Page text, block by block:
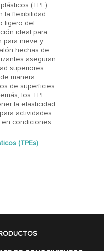
(TPE)
la flexibilidad
ligero del
ideal para
para nieve y
hechas de
aseguran
superiores
manera
de superficies
los TPE
la elasticidad
actividades
condiciones
(TPEs)